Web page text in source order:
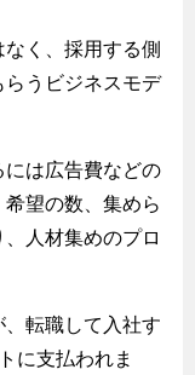
く、採用する側
うビジネスモデ
には広告費などの
望の数、集めら
人材集めのプロ
転職して入社す
に支払われま